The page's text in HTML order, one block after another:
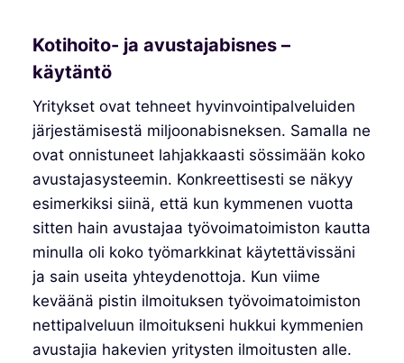
Kotihoito- ja avustajabisnes –
käytäntö
Yritykset ovat tehneet hyvinvointipalveluiden
järjestämisestä miljoonabisneksen. Samalla ne
ovat onnistuneet lahjakkaasti sössimään koko
avustajasysteemin. Konkreettisesti se näkyy
esimerkiksi siinä, että kun kymmenen vuotta
sitten hain avustajaa työvoimatoimiston kautta
minulla oli koko työmarkkinat käytettävissäni
ja sain useita yhteydenottoja. Kun viime
keväänä pistin ilmoituksen työvoimatoimiston
nettipalveluun ilmoitukseni hukkui kymmenien
avustajia hakevien yritysten ilmoitusten alle.